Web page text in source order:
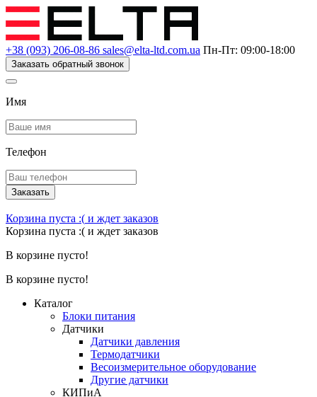
+38 (093) 206-08-86 sales@elta-ltd.com.ua Пн-Пт: 09:00-18:00
Заказать обратный звонок
Имя
Телефон
Заказать
Корзина пуста :( и ждет заказов
Корзина пуста :( и ждет заказов
В корзине пусто!
В корзине пусто!
Каталог
Блоки питания
Датчики
Датчики давления
Термодатчики
Весоизмерительное оборудование
Другие датчики
КИПиА